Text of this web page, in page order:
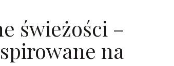
świeżości –
na